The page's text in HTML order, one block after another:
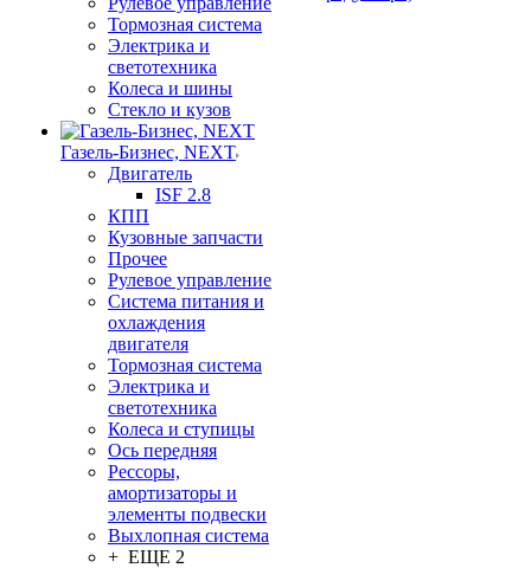
Тормозная система
Электрика и
светотехника
Колеса и шины
Стекло и кузов
Газель-Бизнес, NEXT
Двигатель
ISF 2.8
КПП
Кузовные запчасти
Прочее
Рулевое управление
Система питания и
охлаждения
двигателя
Тормозная система
Электрика и
светотехника
Колеса и ступицы
Ось передняя
Рессоры,
амортизаторы и
элементы подвески
Выхлопная система
+ ЕЩЕ 2